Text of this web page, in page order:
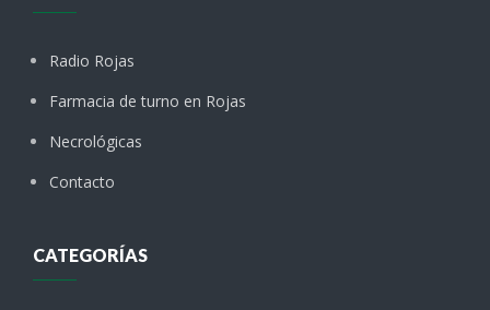
Radio Rojas
Farmacia de turno en Rojas
Necrológicas
Contacto
CATEGORÍAS